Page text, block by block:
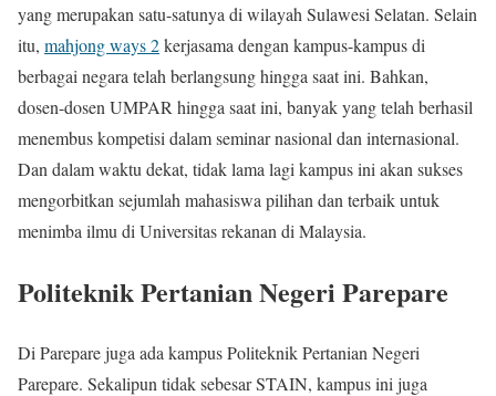
yang merupakan satu-satunya di wilayah Sulawesi Selatan. Selain
itu, mahjong ways 2kerjasama dengan kampus-kampus di
berbagai negara telah berlangsung hingga saat ini. Bahkan,
dosen-dosen UMPAR hingga saat ini, banyak yang telah berhasil
menembus kompetisi dalam seminar nasional dan internasional.
Dan dalam waktu dekat, tidak lama lagi kampus ini akan sukses
mengorbitkan sejumlah mahasiswa pilihan dan terbaik untuk
menimba ilmu di Universitas rekanan di Malaysia.
Politeknik Pertanian Negeri Parepare
Di Parepare juga ada kampus Politeknik Pertanian Negeri
Parepare. Sekalipun tidak sebesar STAIN, kampus ini juga